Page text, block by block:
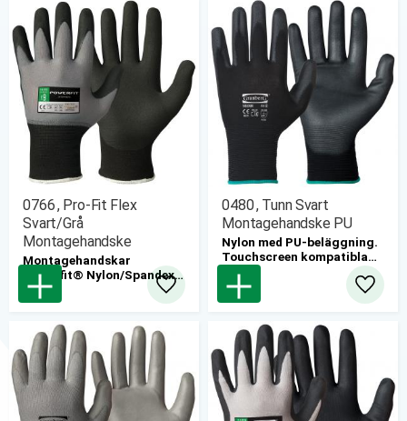
pris/par
0766 , Pro-Fit Flex
Svart/Grå
Montagehandske
Montagehandskar
Powerfit® Nylon/Spandex®
med mikrokapillär
nitrilskumbeläggning
pris/par
Lägg till i favoriter
0480 , Tunn Svart
Montagehandske PU
Nylon med PU-beläggning.
Touchscreen kompatibla
12st/bunt
pris/par
Lägg